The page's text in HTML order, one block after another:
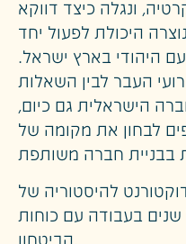
ונגלה כיצד דווקא
היכולת לפעול יחד
היהודי בארץ ישראל.
העבר לבין השאלות
הישראלית גם כיום,
לבחון את מקומה של
להיסטוריה של
שנים בעבודה עם כוחות